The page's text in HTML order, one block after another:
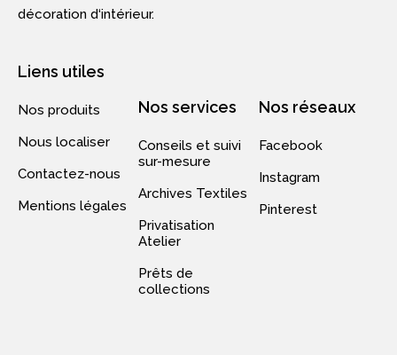
décoration d‘intérieur.
Liens utiles
Nos produits
Nous localiser
Contactez-nous
Mentions légales
Nos services
Conseils et suivi
sur-mesure
Archives Textiles
Privatisation
Atelier
Prêts de
collections
Nos réseaux
Facebook
Instagram
Pinterest